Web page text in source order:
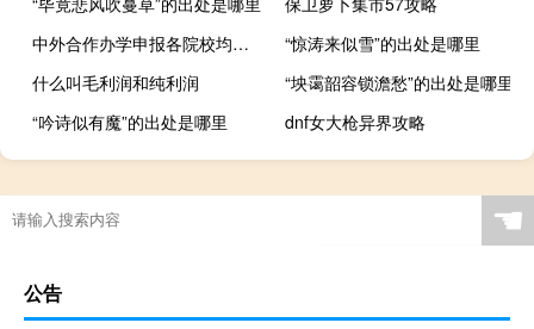
中外合作办学申报各院校均不用进行联考吗
“惊涛来似雪”的出处是哪里
什么叫毛利润和纯利润
“坱霭韶容锁澹愁”的出处是哪里
“吟诗似有魔”的出处是哪里
dnf女大枪异界攻略
☚
公告